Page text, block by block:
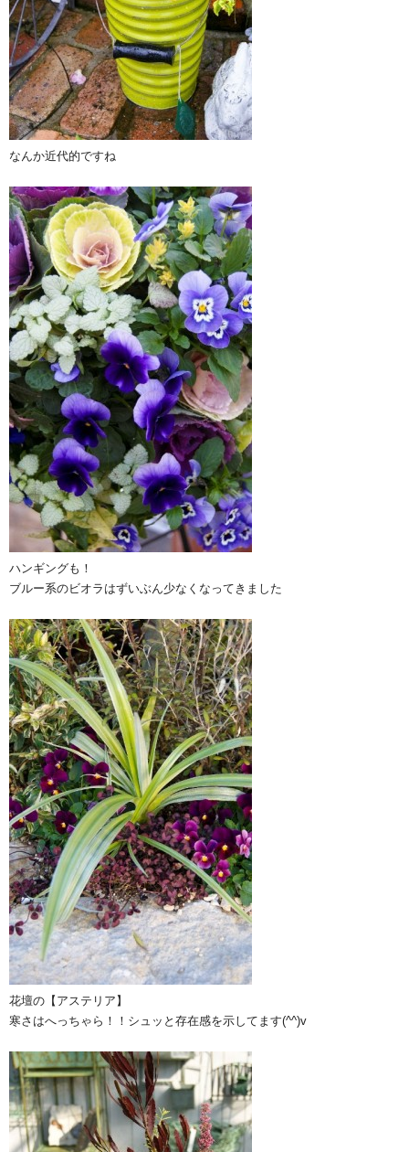
なんか近代的ですね
ハンギングも！
ブルー系のビオラはずいぶん少なくなってきました
花壇の【アステリア】
寒さはへっちゃら！！シュッと存在感を示してます(^^)v